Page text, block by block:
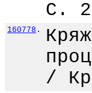
С.
160778 .
/